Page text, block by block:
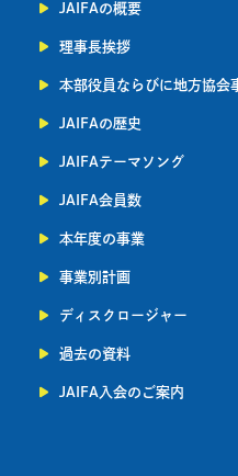
JAIFAの概要
理事長挨拶
本部役員ならびに地方協会
JAIFAの歴史
JAIFAテーマソング
JAIFA会員数
本年度の事業
事業別計画
ディスクロージャー
過去の資料
JAIFA入会のご案内